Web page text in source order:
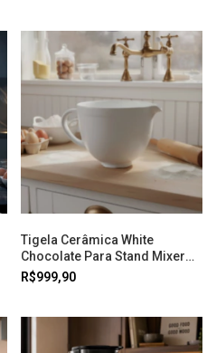
Tigela Cerâmica White
Chocolate Para Stand Mixer
Kitchenaid
R$999,90